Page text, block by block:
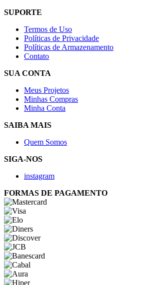
SUPORTE
Termos de Uso
Políticas de Privacidade
Políticas de Armazenamento
Contato
SUA CONTA
Meus Projetos
Minhas Compras
Minha Conta
SAIBA MAIS
Quem Somos
SIGA-NOS
instagram
FORMAS DE PAGAMENTO